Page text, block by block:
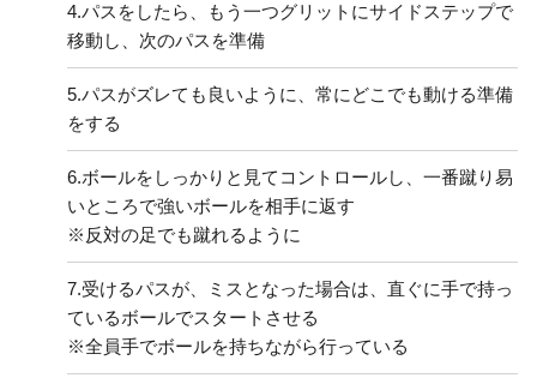
4.パスをしたら、もう一つグリットにサイドステップで
移動し、次のパスを準備
5.パスがズレても良いように、常にどこでも動ける準備
をする
6.ボールをしっかりと見てコントロールし、一番蹴り易
いところで強いボールを相手に返す
※反対の足でも蹴れるように
7.受けるパスが、ミスとなった場合は、直ぐに手で持っ
ているボールでスタートさせる
※全員手でボールを持ちながら行っている